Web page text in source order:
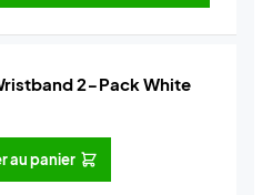
2-Pack White
au panier